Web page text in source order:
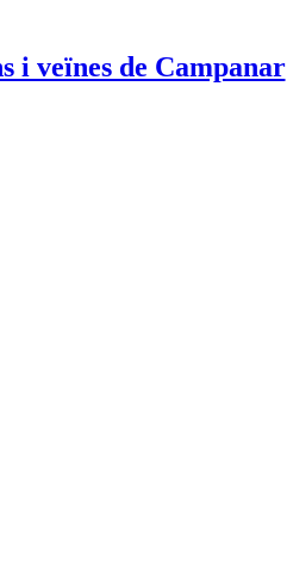
i veïnes de Campanar